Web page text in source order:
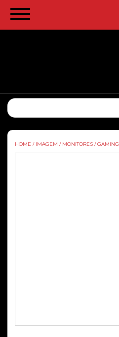
HOME / IMAGEM / MONITORES / GAMING